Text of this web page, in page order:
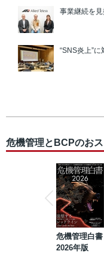
事業継続を
“SNS炎上”
危機管理とBCPのお
危機管理白書
2026年版